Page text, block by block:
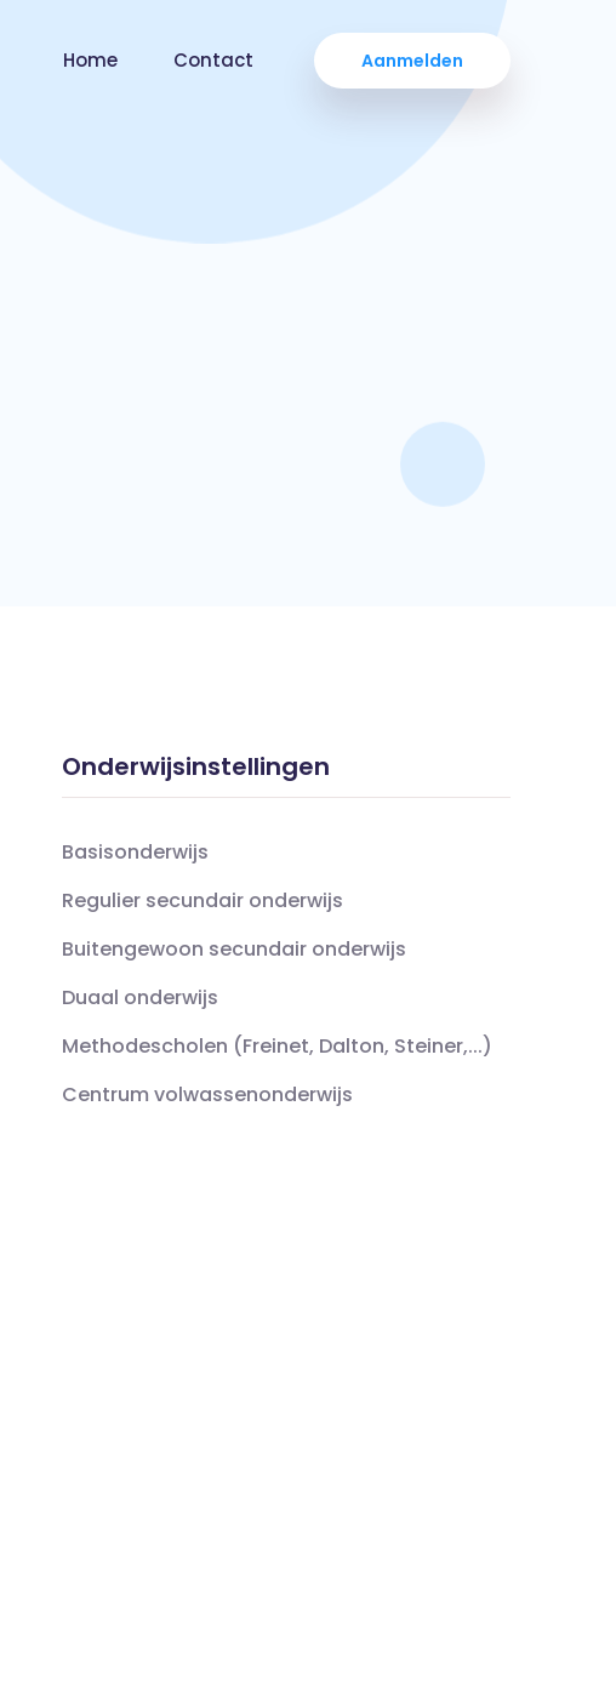
Home Contact Aanmelden
Onderwijsinstellingen
Basisonderwijs
Regulier secundair onderwijs
Buitengewoon secundair onderwijs
Duaal onderwijs
Methodescholen (Freinet, Dalton, Steiner,...)
Centrum volwassenonderwijs